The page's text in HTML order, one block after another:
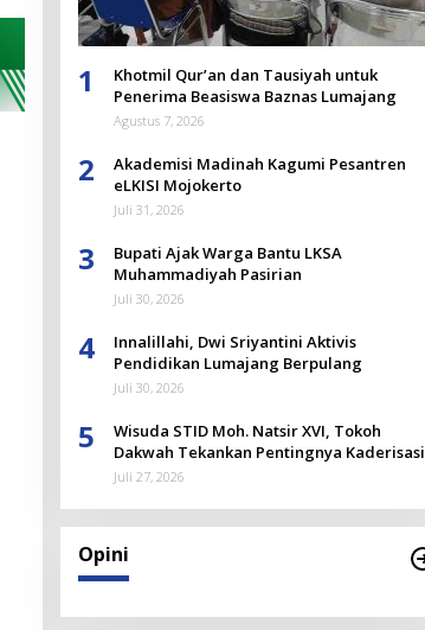
1
Khotmil Qur’an dan Tausiyah untuk
Penerima Beasiswa Baznas Lumajang
Agustus 7, 2026
2
Akademisi Madinah Kagumi Pesantren
eLKISI Mojokerto
Juli 31, 2026
3
Bupati Ajak Warga Bantu LKSA
Muhammadiyah Pasirian
Juli 30, 2026
4
Innalillahi, Dwi Sriyantini Aktivis
Pendidikan Lumajang Berpulang
Juli 30, 2026
5
Wisuda STID Moh. Natsir XVI, Tokoh
Dakwah Tekankan Pentingnya Kaderisasi
Juli 27, 2026
Opini